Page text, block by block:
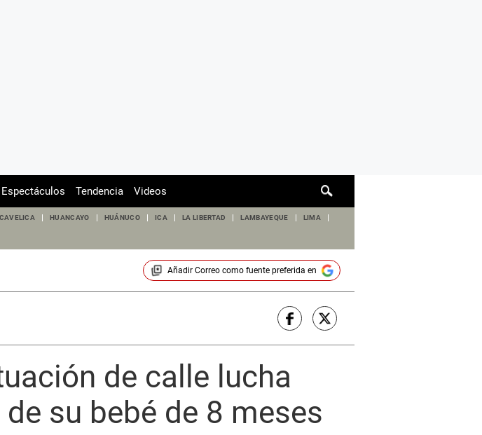
de
Espectáculos Tendencia Videos
HUANCAYO HUÁNUCO ICA LA LIBERTAD LAMBAYEQUE LIMA
Añadir Correocomo fuente preferida en
de calle lucha
su bebé de 8 meses